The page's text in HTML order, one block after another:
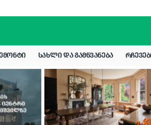
ᲡᲐᲮᲚᲘ ᲓᲐ ᲒᲐᲛᲬᲕᲐᲜᲔᲑᲐ